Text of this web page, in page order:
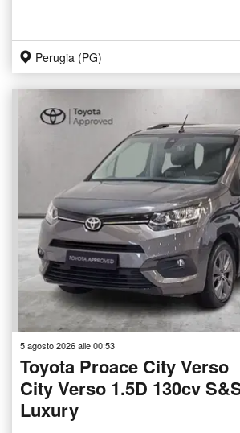
Perugia (PG)
5 agosto 2026 alle 00:53
Toyota Proace City Verso
City Verso 1.5D 130cv
Luxury